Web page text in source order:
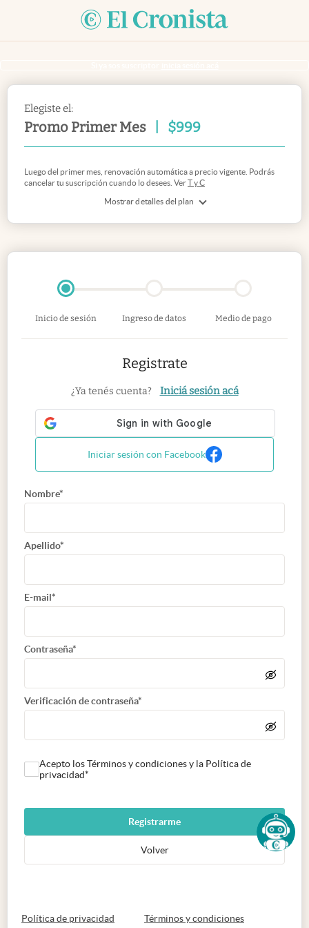
Elegiste el:
Promo Primer Mes $999
Mostrar detalles del plan
Luego del primer mes, renovación automática a precio vigente. Podrás
cancelar tu suscripción cuando lo desees. VerT y C
Inicio de sesión Ingreso de datos Medio de pago
Registrate
¿Ya tenés cuenta? Iniciá sesión acá
Iniciar sesión con Facebook
Nombre*
Apellido*
E-mail*
Contraseña*
Verificación de contraseña*
Acepto los Términos y condiciones y la Política de
privacidad*
Registrarme
Volver
Política de privacidad abre en nueva pestaña
Términos y condicionesabre en nueva